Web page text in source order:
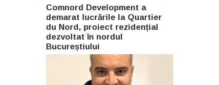
2023
Comnord Development a
demarat lucrările la Quartier
du Nord, proiect rezidențial
dezvoltat în nordul
Bucureștiului